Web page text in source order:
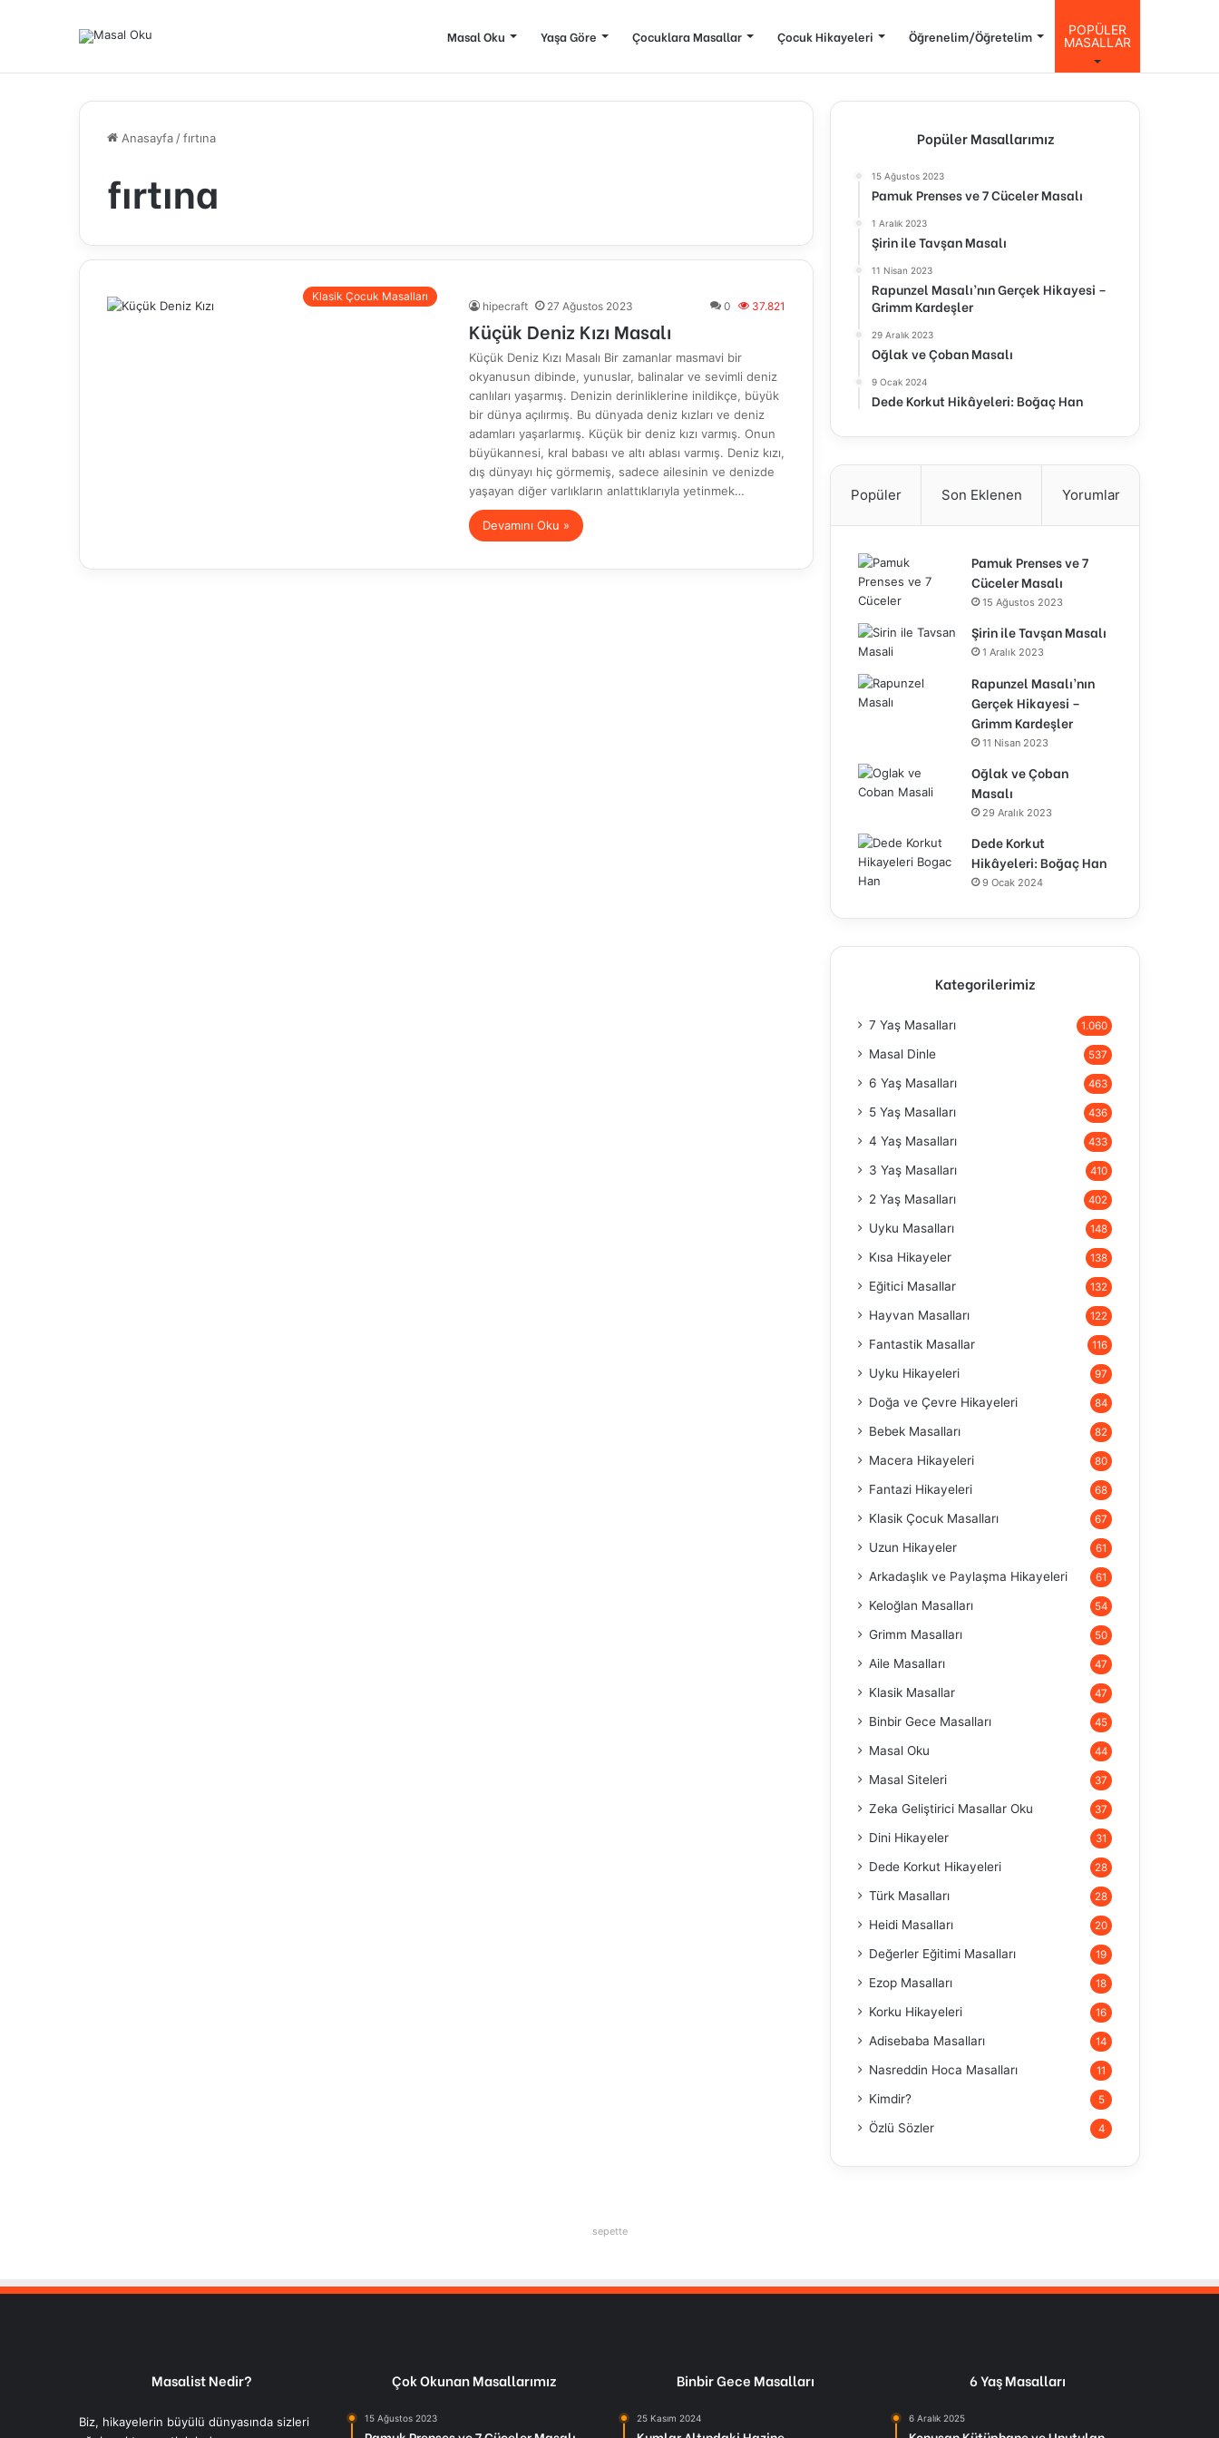
Masal Oku Yaşa Göre Çocuklara Masallar Çocuk Hikayeleri Öğrenelim/Öğretelim
POPÜLER
MASALLAR
Anasayfa /fırtına
fırtına
Klasik Çocuk Masalları
hipecraft 27 Ağustos 2023 0 37.821
Küçük Deniz Kızı Masalı
Küçük Deniz Kızı Masalı Bir zamanlar masmavi bir
okyanusun dibinde, yunuslar, balinalar ve sevimli deniz
canlıları yaşarmış. Denizin derinliklerine inildikçe, büyük
bir dünya açılırmış. Bu dünyada deniz kızları ve deniz
adamları yaşarlarmış. Küçük bir deniz kızı varmış. Onun
büyükannesi, kral babası ve altı ablası varmış. Deniz kızı,
dış dünyayı hiç görmemiş, sadece ailesinin ve denizde
yaşayan diğer varlıkların anlattıklarıyla yetinmek…
Devamını Oku »
Popüler Masallarımız
15 Ağustos 2023
Pamuk Prenses ve 7 Cüceler Masalı
1 Aralık 2023
Şirin ile Tavşan Masalı
11 Nisan 2023
Rapunzel Masalı’nın Gerçek Hikayesi –
Grimm Kardeşler
29 Aralık 2023
Oğlak ve Çoban Masalı
9 Ocak 2024
Dede Korkut Hikâyeleri: Boğaç Han
Popüler Son Eklenen Yorumlar
Pamuk Prenses ve 7
Cüceler Masalı
15 Ağustos 2023
Şirin ile Tavşan Masalı
1 Aralık 2023
Rapunzel Masalı’nın
Gerçek Hikayesi –
Grimm Kardeşler
11 Nisan 2023
Oğlak ve Çoban
Masalı
29 Aralık 2023
Dede Korkut
Hikâyeleri: Boğaç Han
9 Ocak 2024
Kategorilerimiz
7 Yaş Masalları 1.060
Masal Dinle 537
6 Yaş Masalları 463
5 Yaş Masalları 436
4 Yaş Masalları 433
3 Yaş Masalları 410
2 Yaş Masalları 402
Uyku Masalları 148
Kısa Hikayeler 138
Eğitici Masallar 132
Hayvan Masalları 122
Fantastik Masallar 116
Uyku Hikayeleri 97
Doğa ve Çevre Hikayeleri 84
Bebek Masalları 82
Macera Hikayeleri 80
Fantazi Hikayeleri 68
Klasik Çocuk Masalları 67
Uzun Hikayeler 61
Arkadaşlık ve Paylaşma Hikayeleri 61
Keloğlan Masalları 54
Grimm Masalları 50
Aile Masalları 47
Klasik Masallar 47
Binbir Gece Masalları 45
Masal Oku 44
Masal Siteleri 37
Zeka Geliştirici Masallar Oku 37
Dini Hikayeler 31
Dede Korkut Hikayeleri 28
Türk Masalları 28
Heidi Masalları 20
Değerler Eğitimi Masalları 19
Ezop Masalları 18
Korku Hikayeleri 16
Adisebaba Masalları 14
Nasreddin Hoca Masalları 11
Kimdir? 5
Özlü Sözler 4
sepette
Masalist Nedir?
Biz, hikayelerin büyülü dünyasında sizleri
Çok Okunan Masallarımız
15 Ağustos 2023
Binbir Gece Masalları
25 Kasım 2024
6 Yaş Masalları
6 Aralık 2025